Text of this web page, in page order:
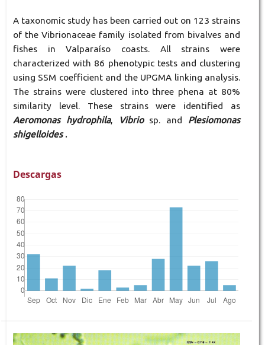
A taxonomic study has been carried out on 123 strains
of the Vibrionaceae family isolated from bivalves and
fishes in Valparaíso coasts. All strains were
characterized with 86 phenotypic tests and clustering
using SSM coefficient and the UPGMA linking analysis.
The strains were clustered into three phena at 80%
similarity level. These strains were identified as
Aeromonas hydrophila, Vibriosp. and Plesiomonas
shigelloides.
Descargas